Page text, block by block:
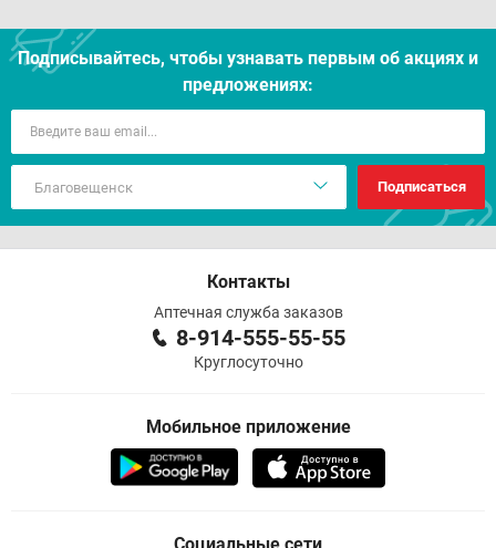
Подписывайтесь, чтобы узнавать первым об акцияx и
предложениях:
Подписаться
Контакты
Аптечная служба заказов
8-914-555-55-55
Круглосуточно
Мобильное приложение